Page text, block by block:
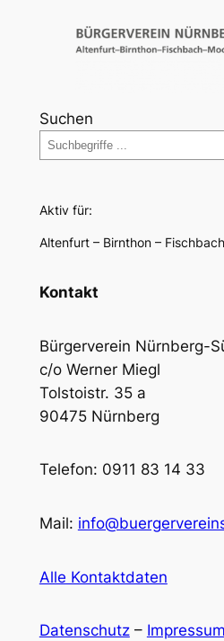
Suchen
Aktiv für:
Altenfurt – Birnthon –
Kontakt
Bürgerverein Nürnberg-
c/o Werner Miegl
Tolstoistr. 35 a
90475 Nürnberg
Telefon: 0911 83 14 33
Mail:
Alle Kontaktdaten
Datenschutz– Impressum